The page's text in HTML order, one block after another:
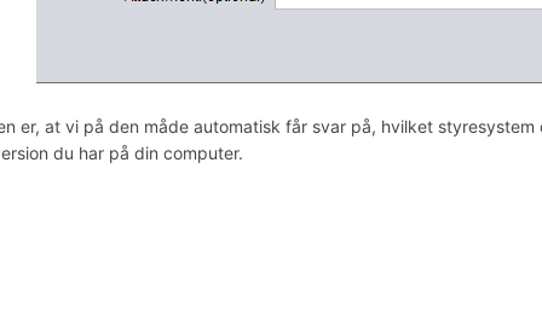
er, at vi på den måde automatisk får svar på, hvilket
du har på din computer.